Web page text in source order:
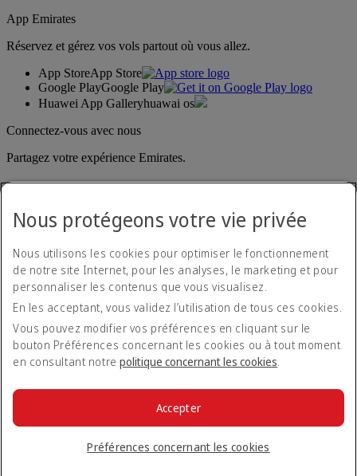
App Emirates
Réservez et gérez vos vols partout où vous allez.
App StoreApp Store
Google PlayGoogle Play
Huawei App Galleryhuawai os
Connectez-vous avec nous
Partagez votre expérience Emirates.
Déclaration d'accessibilité
Nous contacter
Politique de confidentialité
Conditions générales
Politique en matière de cookies
Cyber-sécurité
© 2026 The Emirates Group. Tous droits réservés.
Nous protégeons votre vie privée
Nous utilisons les cookies pour optimiser le fonctionnement
de notre site Internet, pour les analyses, le marketing et pour
personnaliser les contenus que vous visualisez.
En les acceptant, vous validez l’utilisation de tous ces cookies.
Vous pouvez modifier vos préférences en cliquant sur le
bouton Préférences concernant les cookies ou à tout moment
en consultant notrepolitique concernant les cookies.
Préférences concernant les cookies
Accepter